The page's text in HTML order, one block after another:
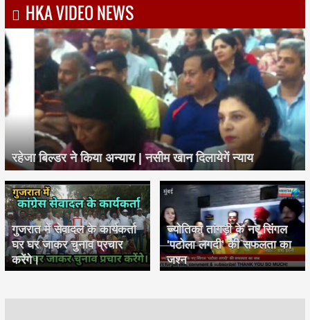
HKA VIDEO NEWS
रहेजा बिल्डर ने किया अन्याय | नसीम खान दिलायेगें न्याय
गुजरात में सेवादल के कार्यकर्ता
घर घर जाकर चुनाव प्रचार
करेंगे।
ज्योतिका तांगड़ी के नए सिंगल
'पटोला लगदी' की सफलता का
जश्न